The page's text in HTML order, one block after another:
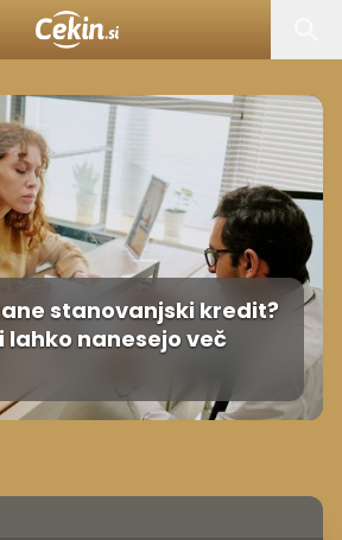
stanovanjski kredit?
lahko nanesejo več